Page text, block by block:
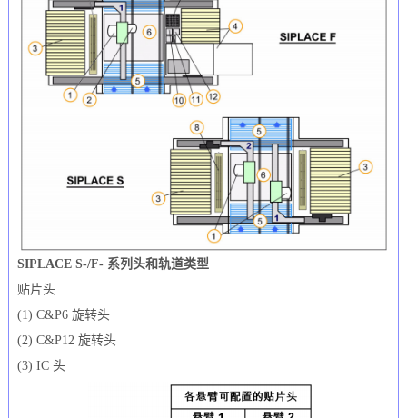
SIPLACE S-/F- 系列头和轨道类型
贴片头
(1) C&P6 旋转头
(2) C&P12 旋转头
(3) IC 头